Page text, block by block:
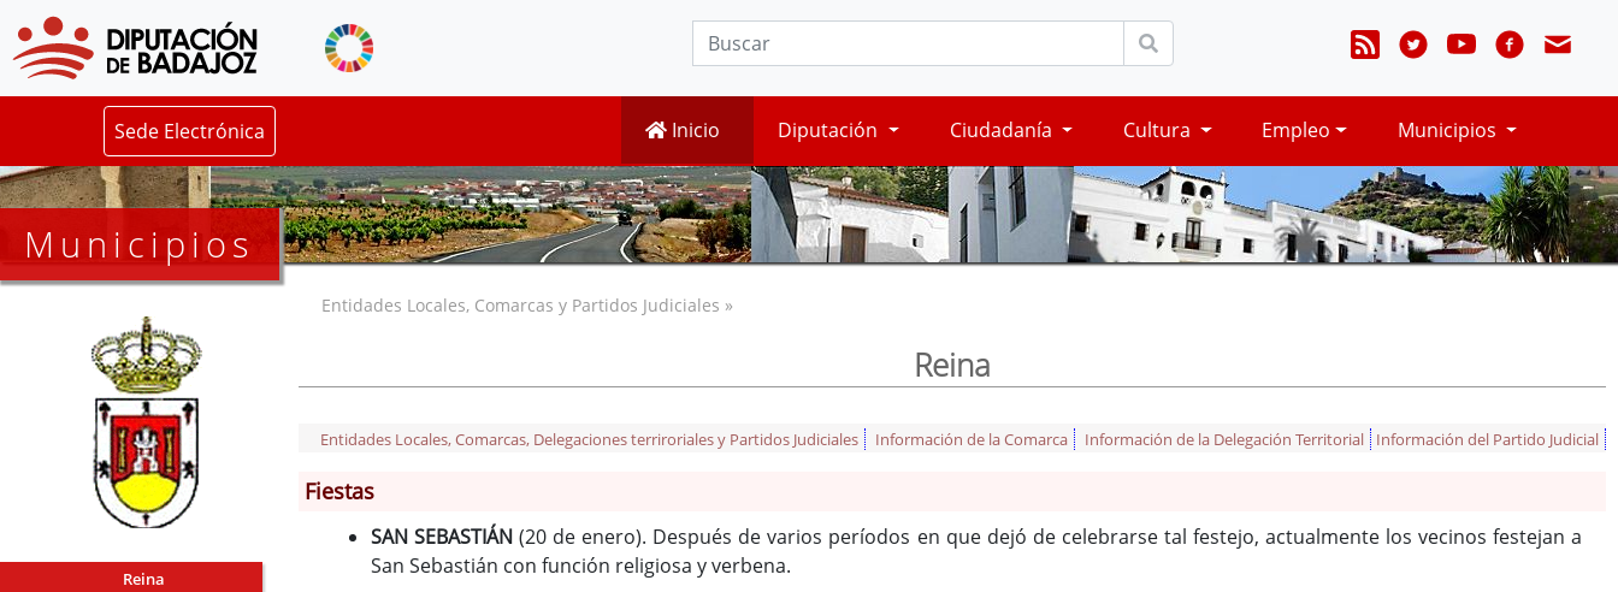
Sede Electrónica Inicio Diputación Ciudadanía Cultura Empleo Municipios
Municipios
Reina
Entidades Locales, Comarcas y Partidos Judiciales »
Reina
Entidades Locales, Comarcas, Delegaciones terriroriales y Partidos Judiciales Información de la Comarca Información de la Delegación Territorial Información del Partido Judicial
Fiestas
SAN SEBASTIÁN (20 de enero). Después de varios períodos en que dejó de celebrarse tal festejo, actualmente los vecinos festejan a
San Sebastián con función religiosa y verbena.